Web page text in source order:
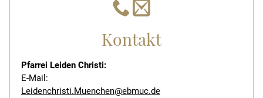
Kontakt
Pfarrei Leiden Christi:
E-Mail:
Leidenchristi.Muenchen@ebmuc.de